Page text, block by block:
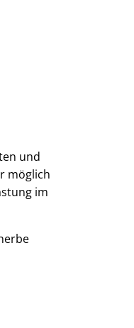
und
möglich
im